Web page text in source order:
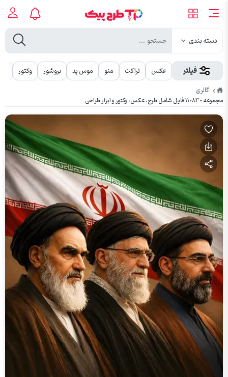
دسته بندی
فیلتر عکس تراکت منو موس پد بروشور وکتور
طرح
پیک
گالری
مجموعه ۱۱۰۸۳۰ فایل شامل طرح، عکس، وکتور و ابزار طراحی